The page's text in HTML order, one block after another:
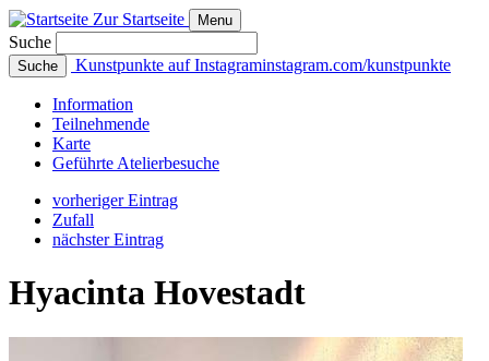
Zur Startseite Menu
Suche
Suche Kunstpunkte auf Instagraminstagram.com/kunstpunkte
Information
Teilnehmende
Karte
Geführte Atelierbesuche
vorheriger Eintrag
Zufall
nächster Eintrag
Hyacinta Hovestadt